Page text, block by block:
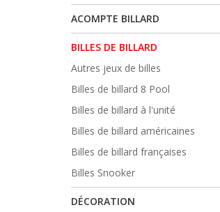
ACOMPTE BILLARD
BILLES DE BILLARD
Autres jeux de billes
Billes de billard 8 Pool
Billes de billard à l'unité
Billes de billard américaines
Billes de billard françaises
Billes Snooker
DÉCORATION